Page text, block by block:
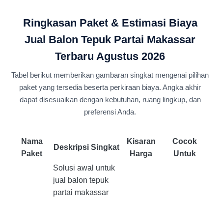
Ringkasan Paket & Estimasi Biaya
Jual Balon Tepuk Partai Makassar
Terbaru Agustus 2026
Tabel berikut memberikan gambaran singkat mengenai pilihan
paket yang tersedia beserta perkiraan biaya. Angka akhir
dapat disesuaikan dengan kebutuhan, ruang lingkup, dan
preferensi Anda.
Nama
Paket
Deskripsi Singkat
Kisaran
Harga
Cocok
Untuk
Solusi awal untuk
jual balon tepuk
partai makassar